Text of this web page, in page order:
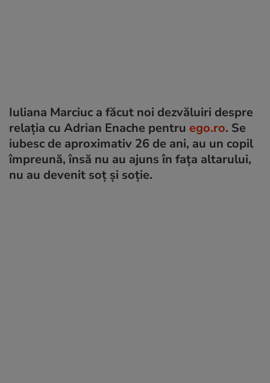
Iuliana Marciuc a făcut noi dezvăluiri despre
relația cu Adrian Enache pentru ego.ro. Se
iubesc de aproximativ 26 de ani, au un copil
împreună, însă nu au ajuns în fața altarului,
nu au devenit soț și soție.